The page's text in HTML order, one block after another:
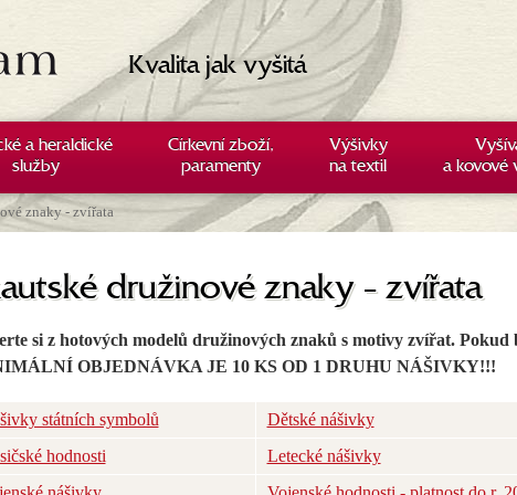
Kvalita jak vyšitá
znaky - zvířata
družinové znaky - zvířata
si z hotových modelů družinových znaků s motivy zvířat. Pokud
OBJEDNÁVKA JE 10 KS OD 1 DRUHU NÁŠIVKY!!!
státních symbolů Dětské nášivky
hodnosti
Letecké nášivky
a heraldické
služby
Církevní zboží,
paramenty
Výšivky
na textil
a kovové